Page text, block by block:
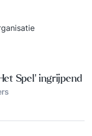
Spel’ ingrijpend